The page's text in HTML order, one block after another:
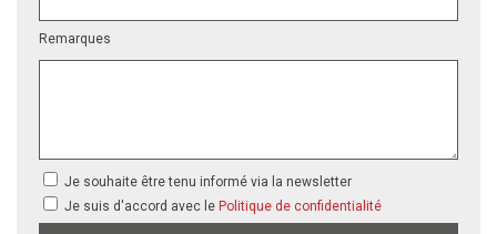
Remarques
Je souhaite être tenu informé via la newsletter
Je suis d'accord avec le Politique de confidentialité